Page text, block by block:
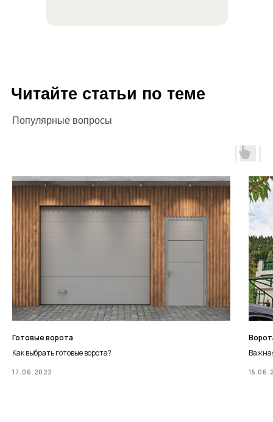
Читайте статьи по теме
Популярные вопросы
Готовые ворота
Как выбрать готовые ворота?
17.06.2022